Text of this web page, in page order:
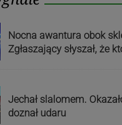
Nocna awantura obok
Zgłaszający słyszał, że
Jechał slalomem.
doznał udaru